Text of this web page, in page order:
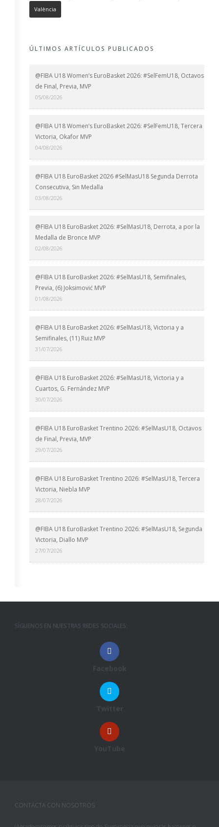
València
ÚLTIMOS ARTÍCULOS PUBLICADOS
@FIBA U18 Women’s EuroBasket 2026: #SelFemU18, Octavos
de Final, Previa, MVP
05/08/2026
@FIBA U18 Women’s EuroBasket 2026: #SelFemU18, Tercera
Victoria, Okafor MVP
04/08/2026
@FIBA U18 EuroBasket 2026 #SelMasU18 Segunda Derrota
Consecutiva, Sin Medalla
03/08/2026
@FIBA U18 EuroBasket 2026: #SelMasU18, Derrota, a por la
Medalla de Bronce MVP
02/08/2026
@FIBA U18 EuroBasket 2026: #SelMasU18, Semifinales,
Previa, (6) Joksimović MVP
01/08/2026
@FIBA U18 EuroBasket 2026: #SelMasU18, Victoria y a
Semifinales, (11) Ruiz MVP
31/07/2026
@FIBA U18 EuroBasket 2026: #SelMasU18, Victoria y a
Cuartos, G. Fernández MVP
30/07/2026
@FIBA U18 EuroBasket Trentino 2026: #SelMasU18, Octavos
de Final, Previa, MVP
29/07/2026
@FIBA U18 EuroBasket Trentino 2026: #SelMasU18, Tercera
Victoria, Niebla MVP
28/07/2026
@FIBA U18 EuroBasket Trentino 2026: #SelMasU18, Segunda
Victoria, Diallo MVP
27/07/2026
SÍGUENOS EN NUESTRAS REDES SOCIALES:
Facebook
Twitter
YouTube
CONTACTA CON NOSOTROS